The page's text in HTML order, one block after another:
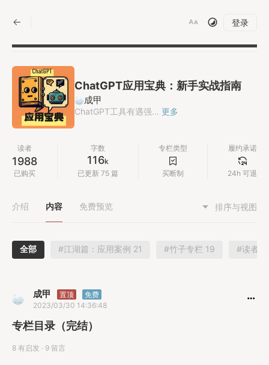
登录
ChatGPT应用宝典：新手实战指南
成甲
ChatGPT工具有遇强... 更多
读者
1988
已购买
字数
116k
已更新 75 篇
专栏类型
买断制
履约承诺
24h 可退
介绍 内容 免费预览 排序与视图
全部 #江湖篇：应用案例 21 #竹子专栏 19 #读者
成甲 置顶
免费
2023/03/30 14:36:48
专栏目录（完结）
8 有启发 · 9 留言